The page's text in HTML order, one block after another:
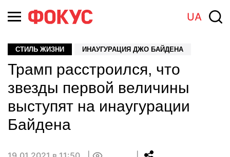
UA
СТИЛЬ ЖИЗНИ ИНАУГУРАЦИЯ ДЖО БАЙДЕНА
Трамп расстроился, что
звезды первой величины
выступят на инаугурации
Байдена